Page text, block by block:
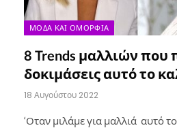
ΜΌΔΑ ΚΑΙ ΟΜΟΡΦΙΆ
8 Trends μαλλιών που
δοκιμάσεις αυτό το
18 Αυγούστου 2022
‘Οταν μιλάμε για μαλλιά αυτό